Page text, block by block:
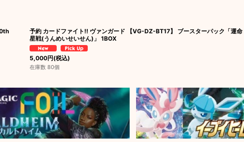
予約 カードファイト!! ヴァンガード 【VG-DZ-BT17】 ブースターパック「運命
星戦(うんめいせいせん)」 1BOX
5,000円(税込)
在庫数 80個